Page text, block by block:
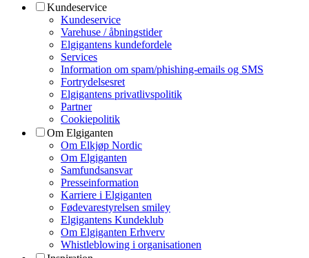
Kundeservice
Kundeservice
Varehuse / åbningstider
Elgigantens kundefordele
Services
Information om spam/phishing-emails og SMS
Fortrydelsesret
Elgigantens privatlivspolitik
Partner
Cookiepolitik
Om Elgiganten
Om Elkjøp Nordic
Om Elgiganten
Samfundsansvar
Presseinformation
Karriere i Elgiganten
Fødevarestyrelsen smiley
Elgigantens Kundeklub
Om Elgiganten Erhverv
Whistleblowing i organisationen